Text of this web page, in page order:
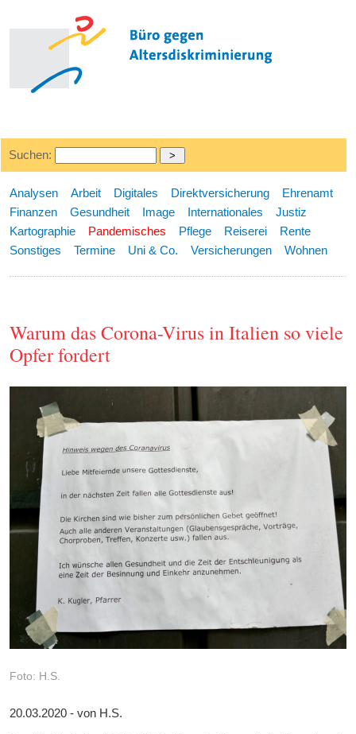
Suchen:
Analysen Arbeit Digitales Direktversicherung
Ehrenamt
Finanzen
Gesundheit Image Internationales
Justiz
Kartographie
Pandemisches Pflege Reiserei
Rente
Sonstiges
Termine Uni & Co. Versicherungen Wohnen
Warum das Corona-Virus in Italien so viele
Opfer fordert
Foto: H.S.
20.03.2020 - von H.S.